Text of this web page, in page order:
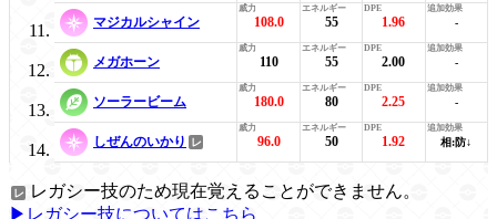
マジカルシャイン 108.0 55 1.96 -
メガホーン 110 55 2.00 -
ソーラービーム 180.0 80 2.25 -
しぜんのいかり 96.0 50 1.92 相:防↓
レガシー技のため現在覚えることができません。
▶レガシー技についてはこちら